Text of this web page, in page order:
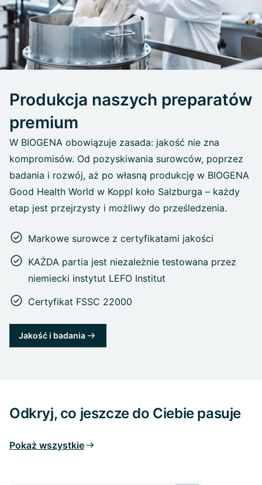
Produkcja naszych preparatów
premium
W BIOGENA obowiązuje zasada: jakość nie zna
kompromisów. Od pozyskiwania surowców, poprzez
badania i rozwój, aż po własną produkcję w BIOGENA
Good Health World w Koppl koło Salzburga – każdy
etap jest przejrzysty i możliwy do prześledzenia.
Markowe surowce z certyfikatami jakości
KAŻDA partia jest niezależnie testowana przez
niemiecki instytut LEFO Institut
Certyfikat FSSC 22000
Jakość i badania
Odkryj, co jeszcze do Ciebie pasuje
Pokaż wszystkie